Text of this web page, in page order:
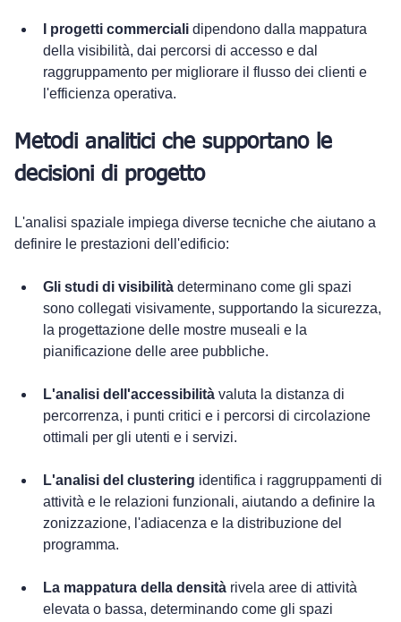
I progetti commerciali dipendono dalla mappatura
della visibilità, dai percorsi di accesso e dal
raggruppamento per migliorare il flusso dei clienti e
l'efficienza operativa.
Metodi analitici che supportano le
decisioni di progetto
L'analisi spaziale impiega diverse tecniche che aiutano a
definire le prestazioni dell'edificio:
Gli studi di visibilità determinano come gli spazi
sono collegati visivamente, supportando la sicurezza,
la progettazione delle mostre museali e la
pianificazione delle aree pubbliche.
L'analisi dell'accessibilità valuta la distanza di
percorrenza, i punti critici e i percorsi di circolazione
ottimali per gli utenti e i servizi.
L'analisi del clustering identifica i raggruppamenti di
attività e le relazioni funzionali, aiutando a definire la
zonizzazione, l'adiacenza e la distribuzione del
programma.
La mappatura della densità rivela aree di attività
elevata o bassa, determinando come gli spazi